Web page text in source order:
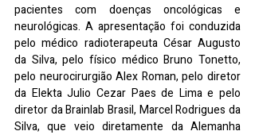
pacientes com doenças oncológicas e
neurológicas. A apresentação foi conduzida
pelo médico radioterapeuta César Augusto
da Silva, pelo físico médico Bruno Tonetto,
pelo neurocirurgião Alex Roman, pelo diretor
da Elekta Julio Cezar Paes de Lima e pelo
diretor da Brainlab Brasil, Marcel Rodrigues da
Silva, que veio diretamente da Alemanha